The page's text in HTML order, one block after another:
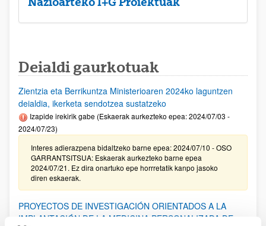
Deialdi gaurkotuak
Zientzia eta Berrikuntza Ministerioaren 2024ko laguntzen
deialdia, ikerketa sendotzea sustatzeko
Izapide irekirik gabe (Eskaerak aurkezteko epea: 2024/07/03 -
2024/07/23)
Interes adierazpena bidaltzeko barne epea: 2024/07/10 - OSO
GARRANTSITSUA: Eskaerak aurkezteko barne epea
2024/07/21. Ez dira onartuko epe horrretatik kanpo jasoko
diren eskaerak.
PROYECTOS DE INVESTIGACIÓN ORIENTADOS A LA
IMPLANTACIÓN DE LA MEDICINA PERSONALIZADA DE